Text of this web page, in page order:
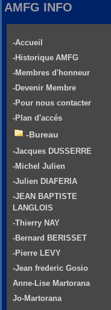
AMFG INFO
-Accueil
-Historique AMFG
-Membres d'honneur
-Devenir Membre
-Pour nous contacter
-Plan d'accés
-Bureau
-Jacques DUSSERRE
-Michel Julien
-Julien DIAFERIA
-JEAN BAPTISTE
LANGLOIS
-Thierry NAY
-Bernard BERISSET
-Pierre LEVY
-Jean frederic Gosio
Anne-Lise Martorana
Jo-Martorana